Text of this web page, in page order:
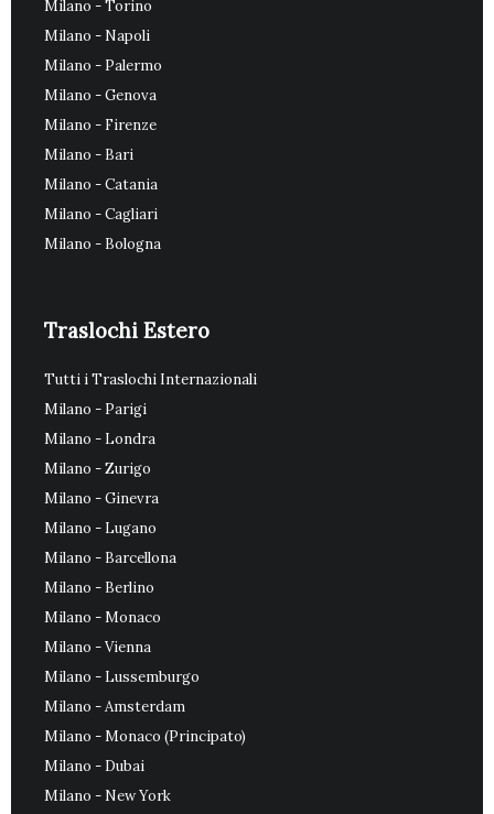
Milano - Torino
Milano - Napoli
Milano - Palermo
Milano - Genova
Milano - Firenze
Milano - Bari
Milano - Catania
Milano - Cagliari
Milano - Bologna
Traslochi Estero
Tutti i Traslochi Internazionali
Milano - Parigi
Milano - Londra
Milano - Zurigo
Milano - Ginevra
Milano - Lugano
Milano - Barcellona
Milano - Berlino
Milano - Monaco
Milano - Vienna
Milano - Lussemburgo
Milano - Amsterdam
Milano - Monaco (Principato)
Milano - Dubai
Milano - New York